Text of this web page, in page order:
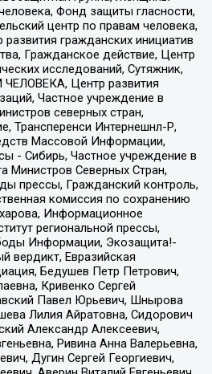
Фонд защиты гласности,
центр по правам человека,
гражданских инициатив
Гражданское действие, Центр
исследований, Сутяжник,
Центр развития
Частное учреждение в
северных стран,
Трансперенси Интернешнл-Р,
Массовой Информации,
- Сибирь, Частное учреждение в
Министров Северных Стран,
прессы, Гражданский контроль,
комиссия по сохранению
Информационное
региональной прессы,
Информации, Экозащита!-
вердикт, Евразийская
Бедушев Петр Петрович,
Кривенко Сергей
Павел Юрьевич, Шнырова
Лилия Айратовна, Сидорович
Александр Алексеевич,
Ривина Анна Валерьевна,
Дугин Сергей Георгиевич,